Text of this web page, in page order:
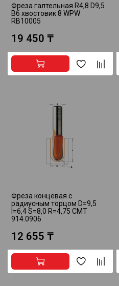
Фреза галтельная R4,8 D9,5
B6 хвостовик 8 WPW
RB10005
19 450 ₸
Фреза концевая с
радиусным торцом D=9,5
I=6,4 S=8,0 R=4,75 CMT
914.0906
12 655 ₸